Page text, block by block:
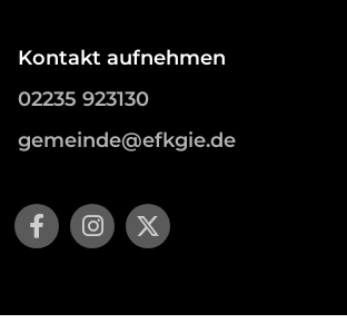
Kontakt aufnehmen
02235 923130
gemeinde@efkgie.de